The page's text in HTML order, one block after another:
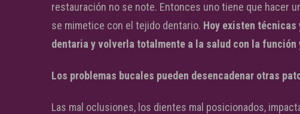
restauración no se note. Entonces uno tiene que hacer
se mimetice con el tejido dentario. Hoy existen técnicas
dentaria y volverla totalmente a la salud con la
Los problemas bucales pueden desencadenar otras
Las mal oclusiones, los dientes mal posicionados,